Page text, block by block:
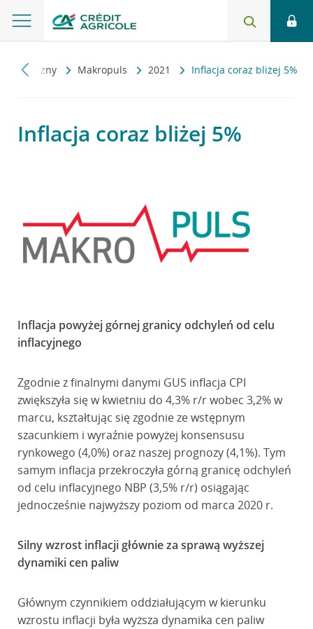
Makropuls 2021 Inflacja coraz bliżej 5%
Inflacja coraz bliżej 5%
Inflacja powyżej górnej granicy odchyleń od celu
inflacyjnego
Zgodnie z finalnymi danymi GUS inflacja CPI
zwiększyła się w kwietniu do 4,3% r/r wobec 3,2% w
marcu, kształtując się zgodnie ze wstępnym
szacunkiem i wyraźnie powyżej konsensusu
rynkowego (4,0%) oraz naszej prognozy (4,1%). Tym
samym inflacja przekroczyła górną granicę odchyleń
od celu inflacyjnego NBP (3,5% r/r) osiągając
jednocześnie najwyższy poziom od marca 2020 r.
Silny wzrost inflacji głównie za sprawą wyższej
dynamiki cen paliw
Głównym czynnikiem oddziałującym w kierunku
wzrostu inflacji była wyższa dynamika cen paliw